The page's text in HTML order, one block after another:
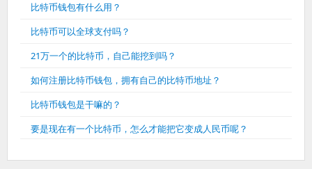
比特币钱包有什么用？
比特币可以全球支付吗？
21万一个的比特币，自己能挖到吗？
如何注册比特币钱包，拥有自己的比特币地址？
比特币钱包是干嘛的？
要是现在有一个比特币，怎么才能把它变成人民币呢？